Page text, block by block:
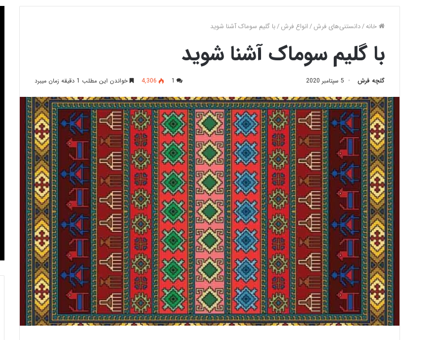
خانه/دانستنی‌های فرش/انواع فرش/با گلیم سوماک آشنا شوید
با گلیم سوماک آشنا شوید
گلچه فرش 5 سپتامبر 2020 1
4,306 خواندن این مطلب 1 دقیقه زمان میبرد
خ
ب